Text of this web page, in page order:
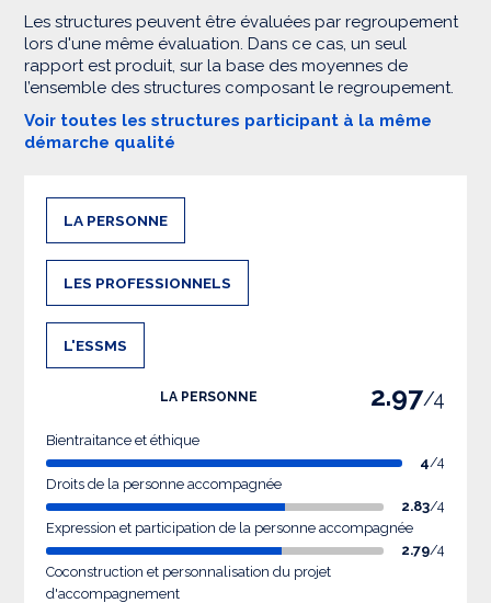
Les structures peuvent être évaluées par regroupement
lors d'une même évaluation. Dans ce cas, un seul
rapport est produit, sur la base des moyennes de
l’ensemble des structures composant le regroupement.
Voir toutes les structures participant à la même
démarche qualité
LA PERSONNE
LES PROFESSIONNELS
L'ESSMS
LA PERSONNE 2.97/4
Bientraitance et éthique
4/4
Droits de la personne accompagnée
2.83/4
Expression et participation de la personne accompagnée
2.79/4
Coconstruction et personnalisation du projet
d'accompagnement